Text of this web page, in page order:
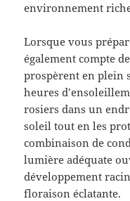
environnement
Lorsque vous
également compte
prospèrent en plein
heures
rosiers dans un
soleil tout en les
combinaison de
lumière adéquate
développement
floraison éclatante.